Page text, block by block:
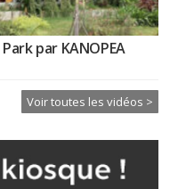
par KANOPEA
Voir toutes les vidéos >